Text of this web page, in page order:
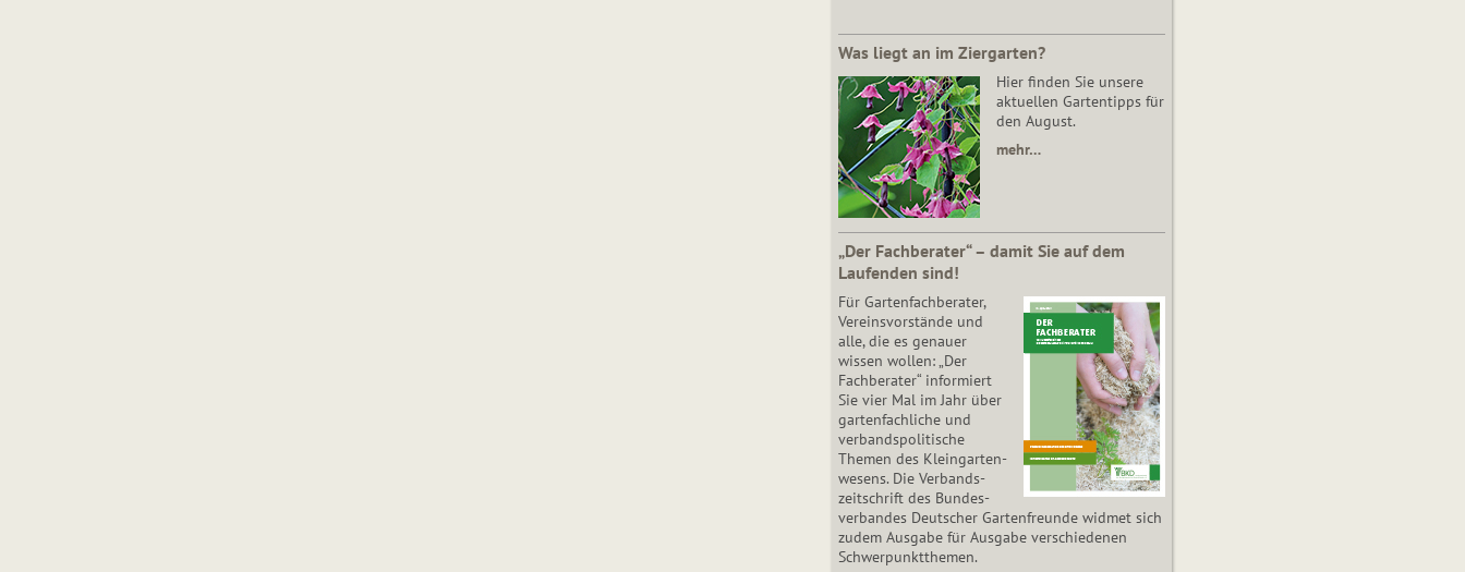
Was liegt an im Ziergarten?
Hier finden Sie unsere
aktuellen Gartentipps für
den August.
mehr…
„Der Fachberater“ – damit Sie auf dem
Laufenden sind!
Für Gartenfachberater,
Vereinsvorstände und
alle, die es genauer
wissen wollen: „Der
Fachberater“ informiert
Sie vier Mal im Jahr über
gartenfachliche und
verbandspolitische
Themen des Klein­gar­ten­
wesens. Die Ver­bands­
zeit­schrift des Bun­des­
ver­ban­des Deutscher Gartenfreunde widmet sich
zudem Ausgabe für Ausgabe verschiedenen
Schwer­punkt­the­men.